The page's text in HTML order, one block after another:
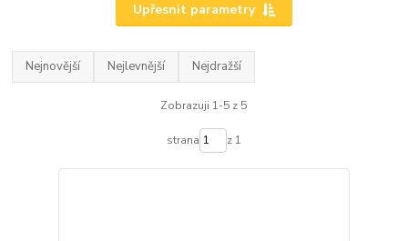
Upřesnit parametry
Nejnovější Nejlevnější Nejdražší
Zobrazuji 1-5 z 5
strana z 1